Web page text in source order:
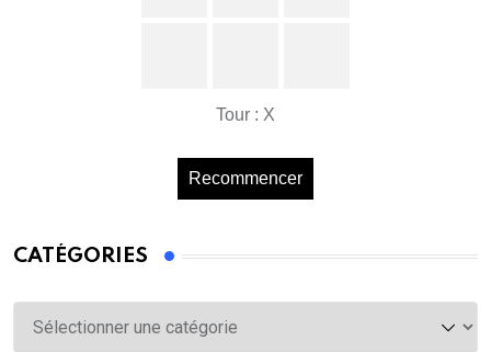
Tour : X
Recommencer
CATÉGORIES
Catégories